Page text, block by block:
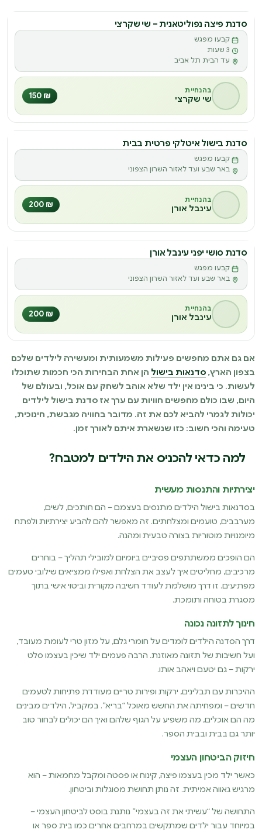
סדנה
ס
סדנת פיצה נפוליטאנית – שי שקרצי
קבעו מפגש
3 שעות
עד הבית תל אביב
בהנחיית
שי שקרצי ₪ 150
סדנה
ס
סדנת בישול איטלקי פרטית בבית
קבעו מפגש
באר שבע ועד לאזור השרון הצפוני
בהנחיית
עינבל אורן ₪ 200
סדנה
ס
סדנת סושי יפני עינבל אורן
קבעו מפגש
באר שבע ועד לאזור השרון הצפוני
בהנחיית
עינבל אורן ₪ 200
אם גם אתם מחפשים פעילות משמעותית ומעשירה לילדים שלכם
בצפון הארץ, סדנאות בישול הן אחת הבחירות הכי חכמות שתוכלו
לעשות. כי בינינו אין ילד שלא אוהב לשחק עם אוכל, ובעולם של
היום, שבו כולם מחפשים חוויות עם ערך אז סדנת בישול לילדים
יכולות לגמרי להביא לכם את זה. מדובר בחוויה מגבשת, חינוכית,
טעימה והכי חשוב: כזו שנשארת איתם לאורך זמן.
למה כדאי להכניס את הילדים למטבח?
יצירתיות והתנסות מעשית
בסדנאות בישול הילדים מתנסים בעצמם – הם חותכים, לשים,
מערבבים, טועמים ומצלחתים. זה מאפשר להם להביע יצירתיות ולפתח
מיומנויות מוטוריות בצורה טבעית ומהנה.
הם הופכים ממשתתפים פסיביים ביומיום למובילי תהליך – בוחרים
מרכיבים, מחליטים איך לעצב את הצלחת ואפילו ממציאים שילובי טעמים
מפתיעים. זו דרך מושלמת לעודד חשיבה מקורית וביטוי אישי בתוך
מסגרת בטוחה ותומכת.
חינוך לתזונה נכונה
דרך הסדנה הילדים לומדים על חומרי גלם, על מזון טרי לעומת מעובד,
ועל חשיבות של תזונה מאוזנת. הרבה פעמים ילד שיכין בעצמו סלט
ירקות – גם יטעם ויאהב אותו.
ההיכרות עם תבלינים, ירקות ופירות טריים מעודדת פתיחות לטעמים
חדשים – ומפחיתה את החשש מאוכל “בריא”. במקביל, הילדים מבינים
מה הם אוכלים, מה משפיע על הגוף שלהם ואיך הם יכולים לבחור טוב
יותר גם בבית ובבית הספר.
חיזוק הביטחון העצמי
כאשר ילד מכין בעצמו פיצה, קינוח או פסטה ומקבל מחמאות – הוא
מרגיש גאווה אמיתית. זה נותן תחושת מסוגלות וביטחון.
התחושה של “עשיתי את זה בעצמי” נותנת בוסט לביטחון העצמי –
במיוחד עבור ילדים שמתקשים במרחבים אחרים כמו בית ספר או